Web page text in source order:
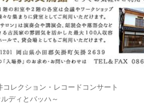
コレクション・レコードコンサート
ディとバッハ～